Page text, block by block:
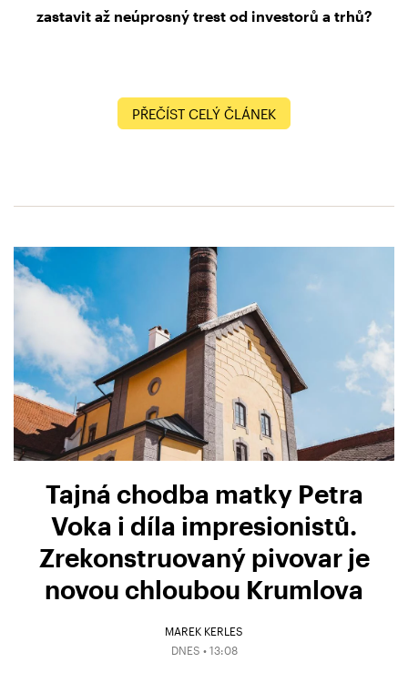
zastavit až neúprosný trest od investorů a trhů?
PŘEČÍST CELÝ ČLÁNEK
Tajná chodba matky Petra
Voka i díla impresionistů.
Zrekonstruovaný pivovar je
novou chloubou Krumlova
MAREK KERLES
DNES • 13:08